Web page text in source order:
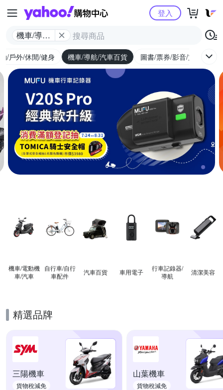
Yahoo購物中心
機車/導航/
登入
/戶外/休閒/健身 機車/導航/汽車百貨 圖書/票券/影音/文具
機車/電動機
車/汽車
自行車/自行
車配件
汽車百貨 車用電子
行車記錄器/
導航
清潔美容
精選品牌
三陽機車
貨物稅減免
山葉機車
貨物稅減免